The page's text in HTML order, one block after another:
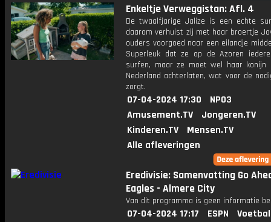
Enkeltje Verweggistan: Afl. 4
De twaalfjarige Jalize is een echte
daarom verhuist zij met haar broertje
ouders voorgoed naar een eilandje
Superleuk dat ze op de Azoren
surfen, maar ze moet wel haar konijn
Nederland achterlaten, wat voor de
zorgt.
07-04-2024 17:30
NPO3
Amusement.TV
Jongeren.TV
Kinderen.TV
Mensen.TV
Alle afleveringen
Eredivisie: Samenvatting Go
Eagles - Almere City
Van dit programma is geen informatie
07-04-2024 17:17 ESPN